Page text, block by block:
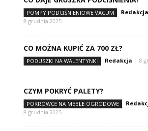
POMPY PODCIŚNIENIOWE VACUM Redakcja
8 grudnia 2025
CO MOŻNA KUPIĆ ZA 700 ZŁ?
PODUSZKI NA WALENTYNKI Redakcja - 8
CZYM POKRYĆ PALETY?
POKROWCE NA MEBLE OGRODOWE
8 grudnia 2025